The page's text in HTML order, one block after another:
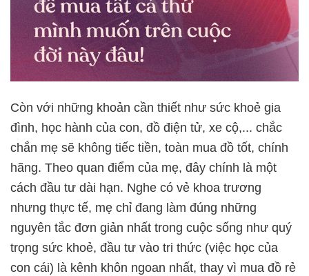
Còn với những khoản cần thiết như sức khoẻ gia
đình, học hành của con, đồ điện tử, xe cộ,... chắc
chắn mẹ sẽ không tiếc tiền, toàn mua đồ tốt, chính
hãng. Theo quan điểm của mẹ, đây chính là một
cách đầu tư dài hạn. Nghe có vẻ khoa trương
nhưng thực tế, mẹ chỉ đang làm đúng những
nguyên tắc đơn giản nhất trong cuộc sống như quý
trọng sức khoẻ, đầu tư vào tri thức (việc học của
con cái) là kênh khôn ngoan nhất, thay vì mua đồ rẻ